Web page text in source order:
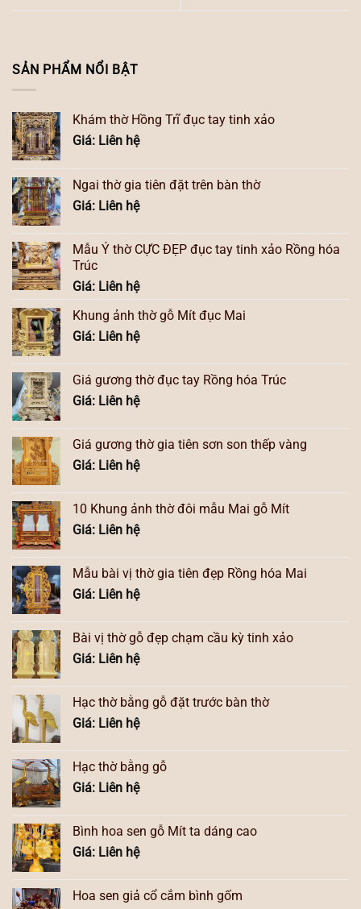
SẢN PHẨM NỔI BẬT
Khám thờ Hồng Trĩ đục tay tinh xảo
Giá: Liên hệ
Ngai thờ gia tiên đặt trên bàn thờ
Giá: Liên hệ
Mẫu Ỷ thờ CỰC ĐẸP đục tay tinh xảo Rồng hóa
Trúc
Giá: Liên hệ
Khung ảnh thờ gỗ Mít đục Mai
Giá: Liên hệ
Giá gương thờ đục tay Rồng hóa Trúc
Giá: Liên hệ
Giá gương thờ gia tiên sơn son thếp vàng
Giá: Liên hệ
10 Khung ảnh thờ đôi mẫu Mai gỗ Mít
Giá: Liên hệ
Mẫu bài vị thờ gia tiên đẹp Rồng hóa Mai
Giá: Liên hệ
Bài vị thờ gỗ đẹp chạm cầu kỳ tinh xảo
Giá: Liên hệ
Hạc thờ bằng gỗ đặt trước bàn thờ
Giá: Liên hệ
Hạc thờ bằng gỗ
Giá: Liên hệ
Bình hoa sen gỗ Mít ta dáng cao
Giá: Liên hệ
Hoa sen giả cổ cắm bình gốm